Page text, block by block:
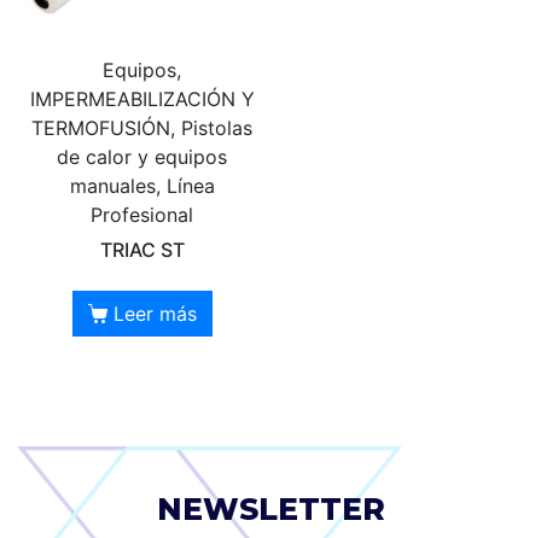
Equipos,
IMPERMEABILIZACIÓN Y
TERMOFUSIÓN, Pistolas
de calor y equipos
manuales, Línea
Profesional
TRIAC ST
Leer más
NEWSLETTER